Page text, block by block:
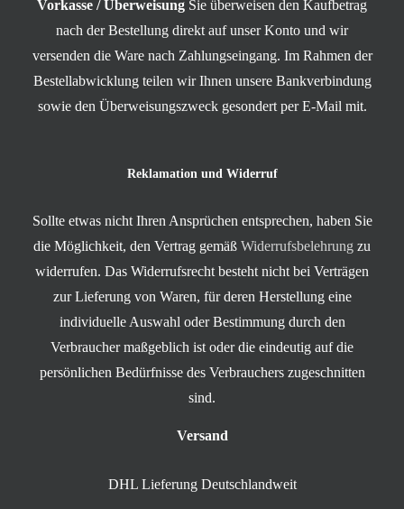
Vorkasse / Überweisung Sie überweisen den Kaufbetrag
nach der Bestellung direkt auf unser Konto und wir
versenden die Ware nach Zahlungseingang. Im Rahmen der
Bestellabwicklung teilen wir Ihnen unsere Bankverbindung
sowie den Überweisungszweck gesondert per E-Mail mit.
Reklamation und Widerruf
Sollte etwas nicht Ihren Ansprüchen entsprechen, haben Sie
die Möglichkeit, den Vertrag gemäß Widerrufsbelehrung zu
widerrufen. Das Widerrufsrecht besteht nicht bei Verträgen
zur Lieferung von Waren, für deren Herstellung eine
individuelle Auswahl oder Bestimmung durch den
Verbraucher maßgeblich ist oder die eindeutig auf die
persönlichen Bedürfnisse des Verbrauchers zugeschnitten
sind.
Versand
DHL Lieferung Deutschlandweit